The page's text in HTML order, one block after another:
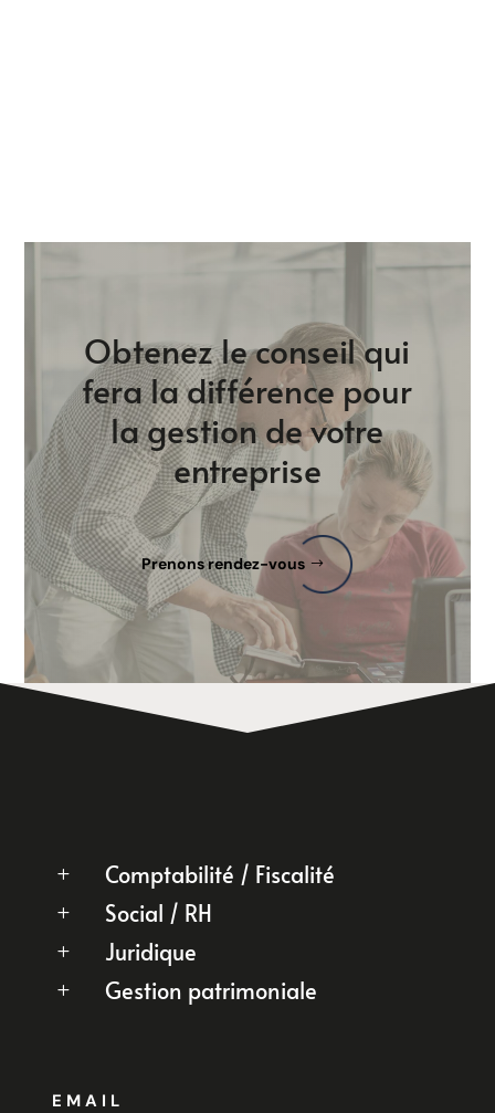
Obtenez le conseil qui
fera la différence pour
la gestion de votre
entreprise
Prenons rendez-vous
L Comptabilité / Fiscalité
L Social / RH
L Juridique
L Gestion patrimoniale
EMAIL